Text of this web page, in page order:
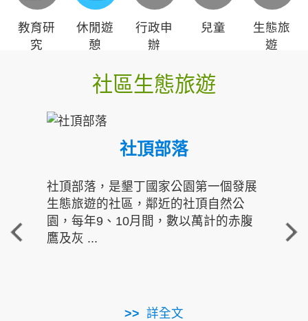
教育研
究
休閒遊
憩
行政申
辦
兒童
生態旅
遊
社區生態旅遊
社頂部落
社頂部落，是墾丁國家公園第一個發展
生態旅遊的社區，鄰近的社頂自然公
園，每年9、10月間，數以萬計的赤腹
鷹及灰 ...
詳全文
重
走進